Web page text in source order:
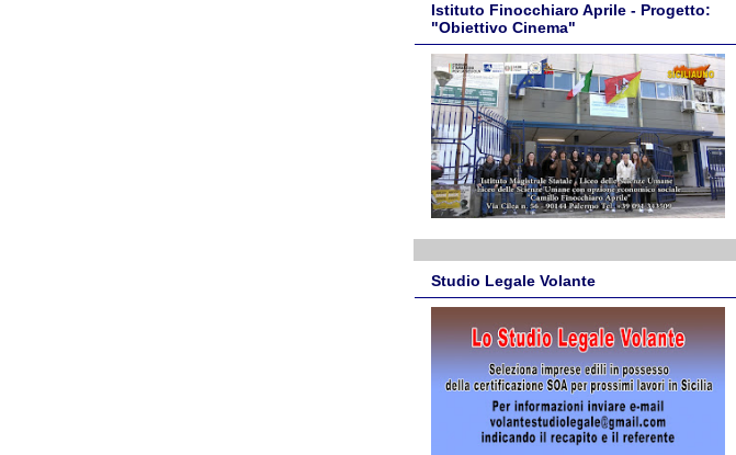
Istituto Finocchiaro Aprile - Progetto:
"Obiettivo Cinema"
Studio Legale Volante